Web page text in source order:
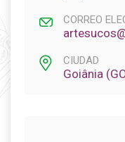
CORREO
CIUDAD
Goiânia